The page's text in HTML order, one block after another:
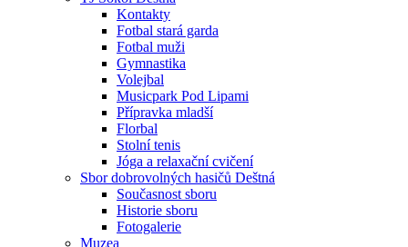
Kontakty
Fotbal stará garda
Fotbal muži
Gymnastika
Volejbal
Musicpark Pod Lipami
Přípravka mladší
Florbal
Stolní tenis
Jóga a relaxační cvičení
Sbor dobrovolných hasičů Deštná
Současnost sboru
Historie sboru
Fotogalerie
Muzea